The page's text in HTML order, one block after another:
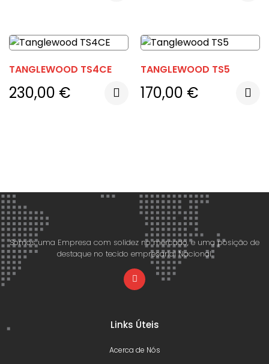
TANGLEWOOD TS4CE
230,00 €
TANGLEWOOD TS5
170,00 €
Somos uma Empresa com solidez no mercado, e uma posição de
destaque no tecido empresarial Nacional.
Links Úteis
Acerca de Nós